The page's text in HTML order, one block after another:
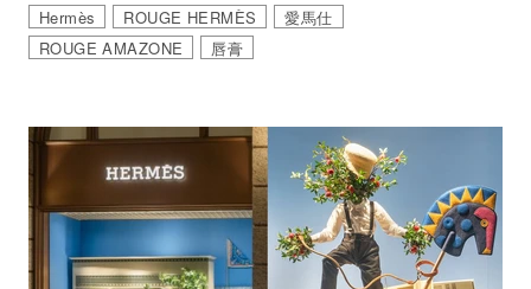
Hermès ROUGE HERMÈS
愛馬仕
ROUGE AMAZONE
唇膏